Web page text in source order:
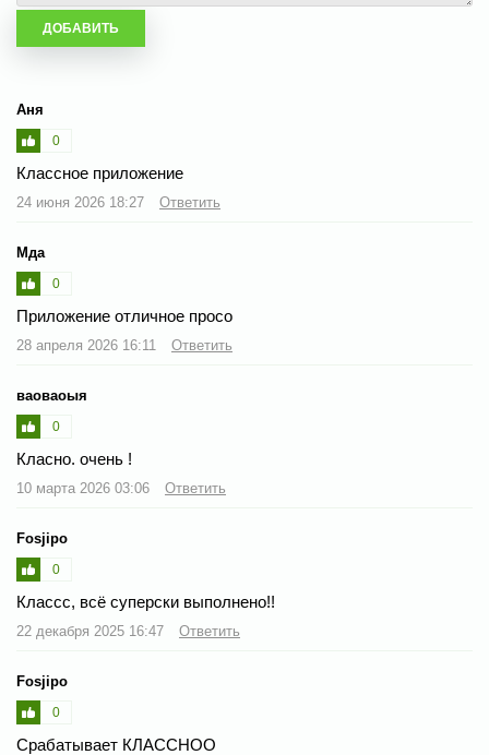
Аня
0
Классное приложение
24 июня 2026 18:27 Ответить
Мда
0
Приложение отличное просо
28 апреля 2026 16:11 Ответить
ваоваоыя
0
Класно. очень !
10 марта 2026 03:06 Ответить
Fosjipo
0
Классс, всё суперски выполнено!!
22 декабря 2025 16:47 Ответить
Fosjipo
0
Срабатывает КЛАССНОО